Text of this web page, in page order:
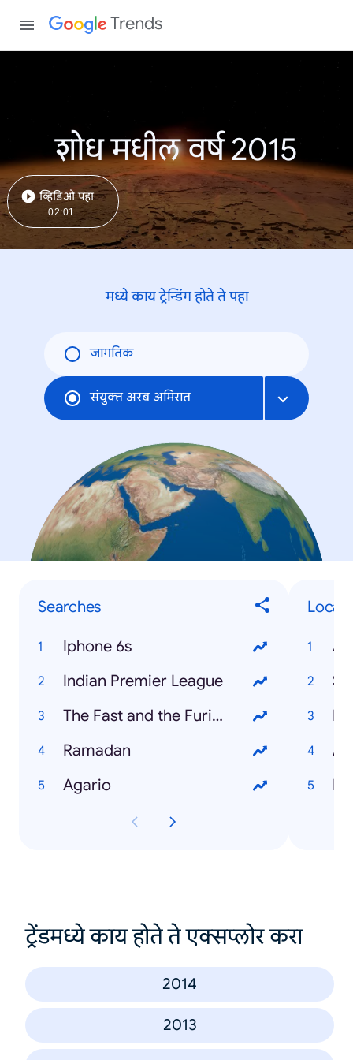
Trends
शोध मधील वर्ष 2015
व्हिडिओ पहा
02:01
मध्ये काय ट्रेन्डिंंग होते ते पहा
जागतिक
संयुक्त अरब अमिरात
Searches
Iphone 6s
Indian Premier League
The Fast and the Furious 7
Ramadan
Agario
Local
ट्रेंडमध्ये काय होते ते एक्सप्लोर करा
2014
2013